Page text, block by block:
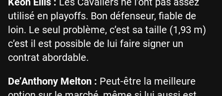
utilisé en playoffs. Bon défenseur, fiable de
loin. Le seul problème, c’est sa taille (1,93 m)
c’est il est possible de lui faire signer un
contrat abordable.
De’Anthony Melton : Peut-être la meilleure